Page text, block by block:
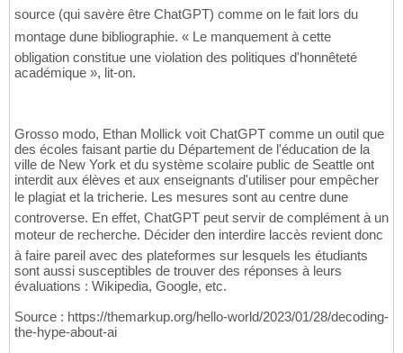
source (qui savère être ChatGPT) comme on le fait lors du
montage dune bibliographie. « Le manquement à cette
obligation constitue une violation des politiques d'honnêteté
académique », lit-on.
Grosso modo, Ethan Mollick voit ChatGPT comme un outil que
des écoles faisant partie du Département de l'éducation de la
ville de New York et du système scolaire public de Seattle ont
interdit aux élèves et aux enseignants d'utiliser pour empêcher
le plagiat et la tricherie. Les mesures sont au centre dune
controverse. En effet, ChatGPT peut servir de complément à un
moteur de recherche. Décider den interdire laccès revient donc
à faire pareil avec des plateformes sur lesquels les étudiants
sont aussi susceptibles de trouver des réponses à leurs
évaluations : Wikipedia, Google, etc.
Source : https://themarkup.org/hello-world/2023/01/28/decoding-
the-hype-about-ai